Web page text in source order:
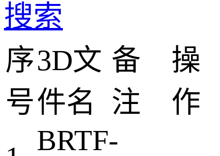
搜索
序
号
3D文
件名
备
注
操
作
BRTF-